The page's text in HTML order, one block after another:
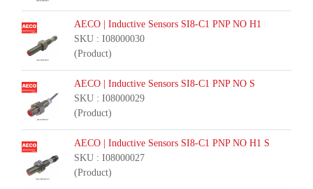
AECO | Inductive Sensors SI8-C1 PNP NO H1
SKU : I08000030
(Product)
AECO | Inductive Sensors SI8-C1 PNP NO S
SKU : I08000029
(Product)
AECO | Inductive Sensors SI8-C1 PNP NO H1 S
SKU : I08000027
(Product)